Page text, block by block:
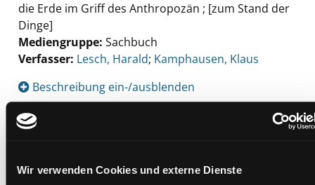
Wir verwenden Cookies und externe Dienste
die Erde im Griff des Anthropozän ; [zum Stand der
Dinge]
Mediengruppe: Sachbuch
Verfasser: Suche nach diesem Verfasser
Lesch, Harald; Kamphausen, Klaus
Beschreibung ein-/ausblenden
Mehr Informationen ein-/ausblenden